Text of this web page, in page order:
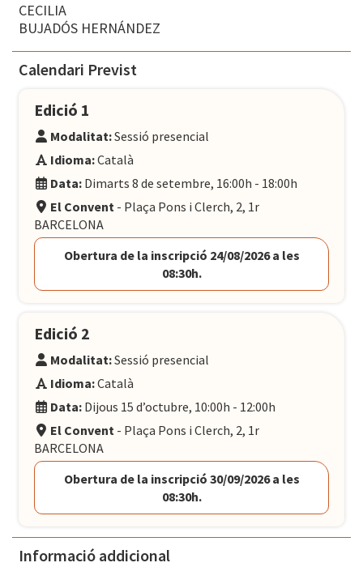
CECILIA
BUJADÓS HERNÁNDEZ
Calendari Previst
Edició 1
Modalitat:Sessió presencial
Idioma:Català
Data: Dimarts 8 de setembre, 16:00h - 18:00h
El Convent - Plaça Pons i Clerch, 2, 1r
BARCELONA
Obertura de la inscripció 24/08/2026 a les
08:30h.
Edició 2
Modalitat:Sessió presencial
Idioma:Català
Data: Dijous 15 d’octubre, 10:00h - 12:00h
El Convent - Plaça Pons i Clerch, 2, 1r
BARCELONA
Obertura de la inscripció 30/09/2026 a les
08:30h.
Informació addicional